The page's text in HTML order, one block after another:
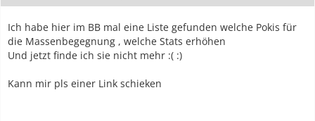
Ich habe hier im BB mal eine Liste gefunden welche Pokis für
die Massenbegegnung , welche Stats erhöhen
Und jetzt finde ich sie nicht mehr :( :)
Kann mir pls einer Link schieken